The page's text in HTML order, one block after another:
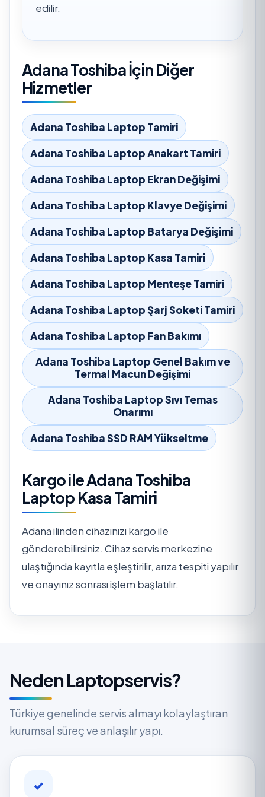
edilir.
Adana Toshiba İçin Diğer
Hizmetler
Adana Toshiba Laptop Tamiri
Adana Toshiba Laptop Anakart Tamiri
Adana Toshiba Laptop Ekran Değişimi
Adana Toshiba Laptop Klavye Değişimi
Adana Toshiba Laptop Batarya Değişimi
Adana Toshiba Laptop Kasa Tamiri
Adana Toshiba Laptop Menteşe Tamiri
Adana Toshiba Laptop Şarj Soketi Tamiri
Adana Toshiba Laptop Fan Bakımı
Adana Toshiba Laptop Genel Bakım ve
Termal Macun Değişimi
Adana Toshiba Laptop Sıvı Temas
Onarımı
Adana Toshiba SSD RAM Yükseltme
Kargo ile Adana Toshiba
Laptop Kasa Tamiri
Adana ilinden cihazınızı kargo ile
gönderebilirsiniz. Cihaz servis merkezine
ulaştığında kayıtla eşleştirilir, arıza tespiti yapılır
ve onayınız sonrası işlem başlatılır.
Neden Laptopservis?
Türkiye genelinde servis almayı kolaylaştıran
kurumsal süreç ve anlaşılır yapı.
✓